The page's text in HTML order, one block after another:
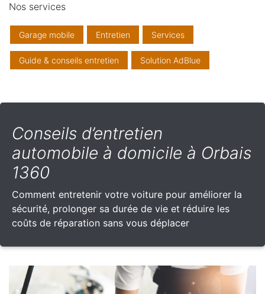
Nos services
Garage mobile Entretien Services
Guide & conseils entretien Solution AdBlue
Conseils d’entretien
automobile à domicile à Orbais
1360
Comment entretenir votre voiture pour améliorer la
sécurité, prolonger sa durée de vie et réduire les
coûts de réparation sans vous déplacer